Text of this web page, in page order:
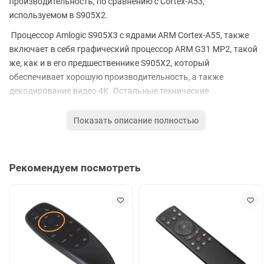
используемом в S905X2.
Процессор Amlogic S905X3 с ядрами ARM Cortex-A55, также
включает в себя графический процессор ARM G31 MP2, такой
же, как и в его предшественнике S905X2, который
обеспечивает хорошую производительность, а также
декодирование видео 4K. Остальные технические
приставок с S905X2. В качестве базовой операционной
ТВ приставка X96 MAX+ S905X3 – универсальное устройство
обладает широким спектром привлекательных для
современного человека интернет-функций:
просмотр любого видео;
общение в социальных сетях;
Показать описание полностью
Рекомендуем посмотреть